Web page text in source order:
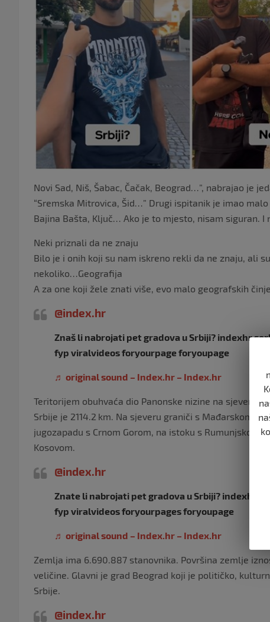
Novi Sad, Niš, Šabac, Čačak, Beograd…”, nabrajao je
“Sremska Mitrovica, Šid…” Drugi ispitanik je imao
Bajina Bašta, Ključ… Ako je to mjesto, nisam siguran. I
Neki priznali da ne znaju
Bilo je i onih koji su nam iskreno rekli da ne znaju, ali
nekoliko…Geografija
A za one koji žele znati više, evo malo geografskih
@index.hr
Znaš li nabrojati pet gradova u Srbiji? indexhr
fyp viralvideos foryourpage foryoupagе
♬ original sound – Index.hr – Index.hr
Teritorijem obuhvaća dio Panonske nizine na sjeveru
Srbije je 2114.2 km. Na sjeveru graniči s Mađarskom,
jugozapadu s Crnom Gorom, na istoku s Rumunjskom
Kosovom.
@index.hr
Znate li nabrojati pet gradova u Srbiji? indexhr
fyp viralvideos foryourpages foryoupage
♬ original sound – Index.hr – Index.hr
Zemlja ima 6.690.887 stanovnika. Površina zemlje
veličine. Glavni je grad Beograd koji je političko,
Srbije.
@index.hr